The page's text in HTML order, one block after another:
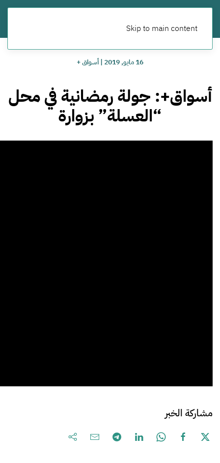
Skip to main content
16 مايو, 2019 |أسواق +
أسواق+: جولة رمضانية في محل
“العسلة” بزوارة
مشاركة الخبر